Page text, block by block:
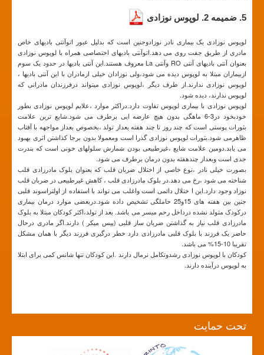
5. ضمیمه 2. لوپوس نوزادی
لوپوس نوزادی یک بیماری نادر نوزادوجنین است که بدلیل عبور اتوآنتی بادیهای خاص
مادری از طریق جفت روی می دهد.اتوآنتی بادیهای اختصاصی همراه با لوپوس نوزادی
بعنوان آنتی بادیهای آنتی RO وآنتی La معروف هستند.این آنتی بادیها در حدود یک سوم
ازبیماران مبتلا به لوپوس دیده می شود،ولی نوزادان خیلی ازمادران با این آنتی بادیها ،
لوپوس نوزادی ندارند.از طرف دیگر ،لوپوس نوزادی میتواند درفرزندان مادرانی که
لوپوس ندارند، دیده شود.
لوپوس نوزادی با بیماری لوپوس تفاوت دارد.دراکثر موارد ،علایم لوپوس نوزادی بطور
خودبخود در3-6 ماهگی بدون هیچ عارضه ایی برطرف می شود.شایع ترین علامت
بثورات پوستی است که چند روز تا چند هفته بعداز تولد ،بخصوص بعداز مواجهه با آفتاب
ظاهرمی شود.بثورات لوپوس نوزادی گذرا است ومعمولا بدون برجا کذاشتن اثری بهبود
می یابد.دومین علامت شایع ،غیرطبیعی بودن شمارش سلولهای خونی است که بندرت
جدی است وبعداز چندهفته بدون درمان برطرف می شود.
بصورت خیلی نادر ،نوع خاصی از اختلال ضربان قلب که بعنوان بلوک مادرزادی قلب
شناخته می شود ،رخ می دهد.در بلوک مادرزادی قلب ، کاهش غیرطبیعی در ضربان قلب
نوزاد وجود دارد.این ا ختلال دائمی است واغلب می تواند با استفاده از اولتراسوند قلبی
جنین بین هفته های 15و25 حاملگی تشخیص داده شود.دربعضی موارد درمان بیماری
درکودک متولد نشده درداخل رحم میسر می باشد. بعد از تولد،اکثر کودکان مبتلا به بلوک
مادرزادی قلب نیاز به گذاشتن ضربان ساز قلبی (پیس میکر ) دارند.اگر مادری درحال
حاضر یک فرزند با بلوک قلبی مادرزادی دارد خطر درگیری فرزند دیگر با همان مشکل
تقریبا 10-15% می باشد.
کودکان با لوپوس نوزادی رشدوتکامل نرمال دارند .این کودکان تنها شانس کمی برای ابتلا
به لوپوس درآینده دارند.
تحت حمایت